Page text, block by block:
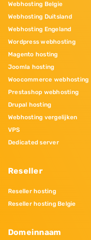
Webhosting Belgie
Webhosting Duitsland
Webhosting Engeland
Wordpress webhosting
Magento hosting
Joomla hosting
Woocommerce webhosting
Prestashop webhosting
Drupal hosting
Webhosting vergelijken
VPS
Dedicated server
Reseller
Reseller hosting
Reseller hosting Belgie
Domeinnaam